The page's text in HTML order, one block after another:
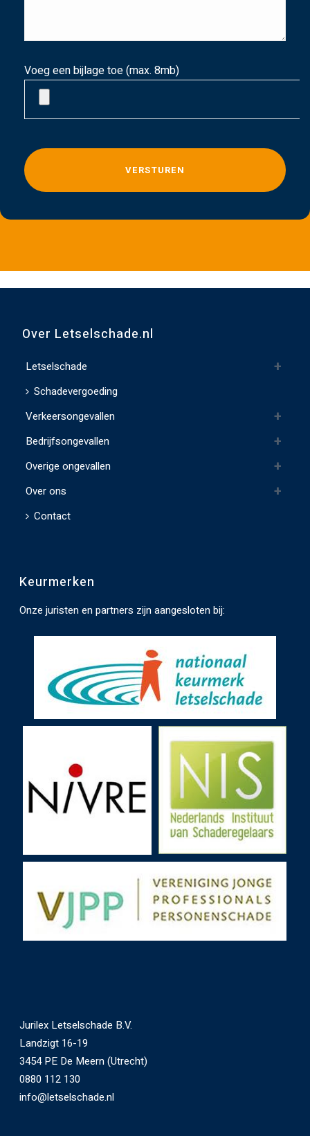
Voeg een bijlage toe (max. 8mb)
G
e
l
e
d
i
v
l
e
e
t
e
l
n
Over Letselschade.nl
Letselschade
Schadevergoeding
Verkeersongevallen
Bedrijfsongevallen
Overige ongevallen
Over ons
Contact
Keurmerken
Onze juristen en partners zijn aangesloten bij:
Jurilex Letselschade B.V.
Landzigt 16-19
3454 PE De Meern (Utrecht)
0880 112 130
info@letselschade.nl